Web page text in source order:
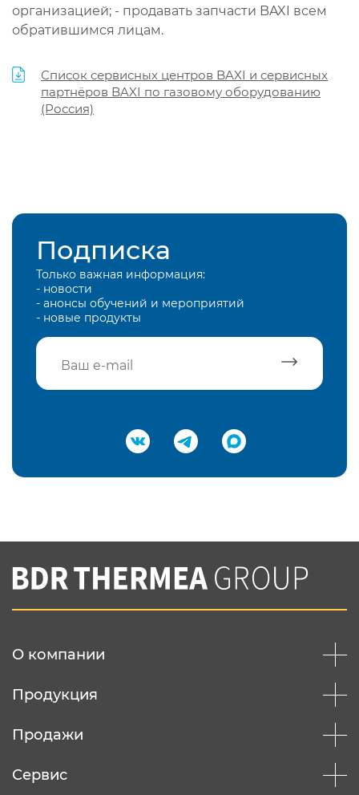
организацией; - продавать запчасти BAXI всем
обратившимся лицам.
Список сервисных центров BAXI и сервисных
партнёров BAXI по газовому оборудованию
(Россия)
Подписка
Только важная информация:
- новости
- анонсы обучений и мероприятий
- новые продукты
Подтвердить e-mail
Вы соглашаетесь с нашей политикой
конфеденциальности
О компании
Продукция
Продажи
Сервис